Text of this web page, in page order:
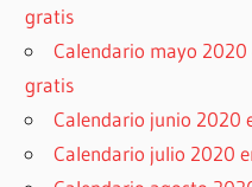
gratis
Calendario mayo
gratis
Calendario junio 2020
Calendario julio 2020